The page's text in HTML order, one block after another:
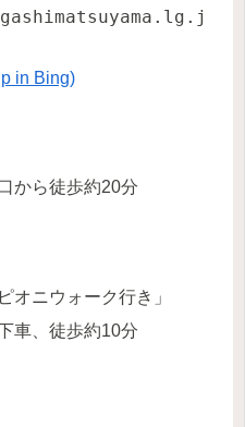
in Bing)
から徒歩約20分
ニウォーク行き」
車、徒歩約10分